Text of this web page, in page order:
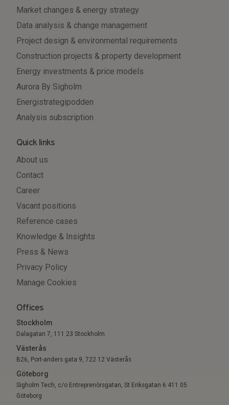
Market changes & energy strategy
Data analysis & change management
Project design & environmental requirements
Construction projects & property development
Energy investments & price models
Aurora By Sigholm
Energistrategipodden
Analysis subscription
Quick links
About us
Contact
Career
Vacant positions
Reference cases
Knowledge & Insights
Press & News
Privacy Policy
Manage Cookies
Offices
Stockholm
Dalagatan 7, 111 23 Stockholm
Västerås
B26, Port-anders gata 9, 722 12 Västerås
Göteborg
Sigholm Tech, c/o Entreprenörsgatan, St Eriksgatan 6 411 05
Göteborg